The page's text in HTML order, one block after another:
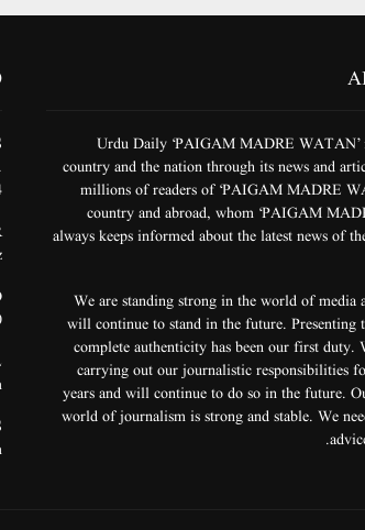
Urdu Daily ‘PAIGAM MADRE WATAN’
country and the nation through its news and
millions of readers of ‘PAIGAM MADRE
country and abroad, whom ‘PAIGAM
always keeps informed about the latest news of
We are standing strong in the world of media
will continue to stand in the future. Presenting
complete authenticity has been our first duty.
carrying out our journalistic responsibilities
years and will continue to do so in the future.
world of journalism is strong and stable. We